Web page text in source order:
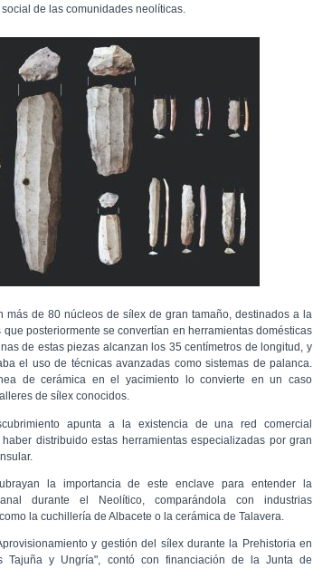
de las comunidades neolíticas.
más de 80 núcleos de sílex de gran tamaño, destinados a la
posteriormente se convertían en herramientas domésticas
de estas piezas alcanzan los 35 centímetros de longitud, y
el uso de técnicas avanzadas como sistemas de palanca.
de cerámica en el yacimiento lo convierte en un caso
de sílex conocidos.
apunta a la existencia de una red comercial
distribuido estas herramientas especializadas por gran
la importancia de este enclave para entender la
durante el Neolítico, comparándola con industrias
la cuchillería de Albacete o la cerámica de Talavera.
y gestión del sílex durante la Prehistoria en
Tajuña y Ungría", contó con financiación de la Junta de